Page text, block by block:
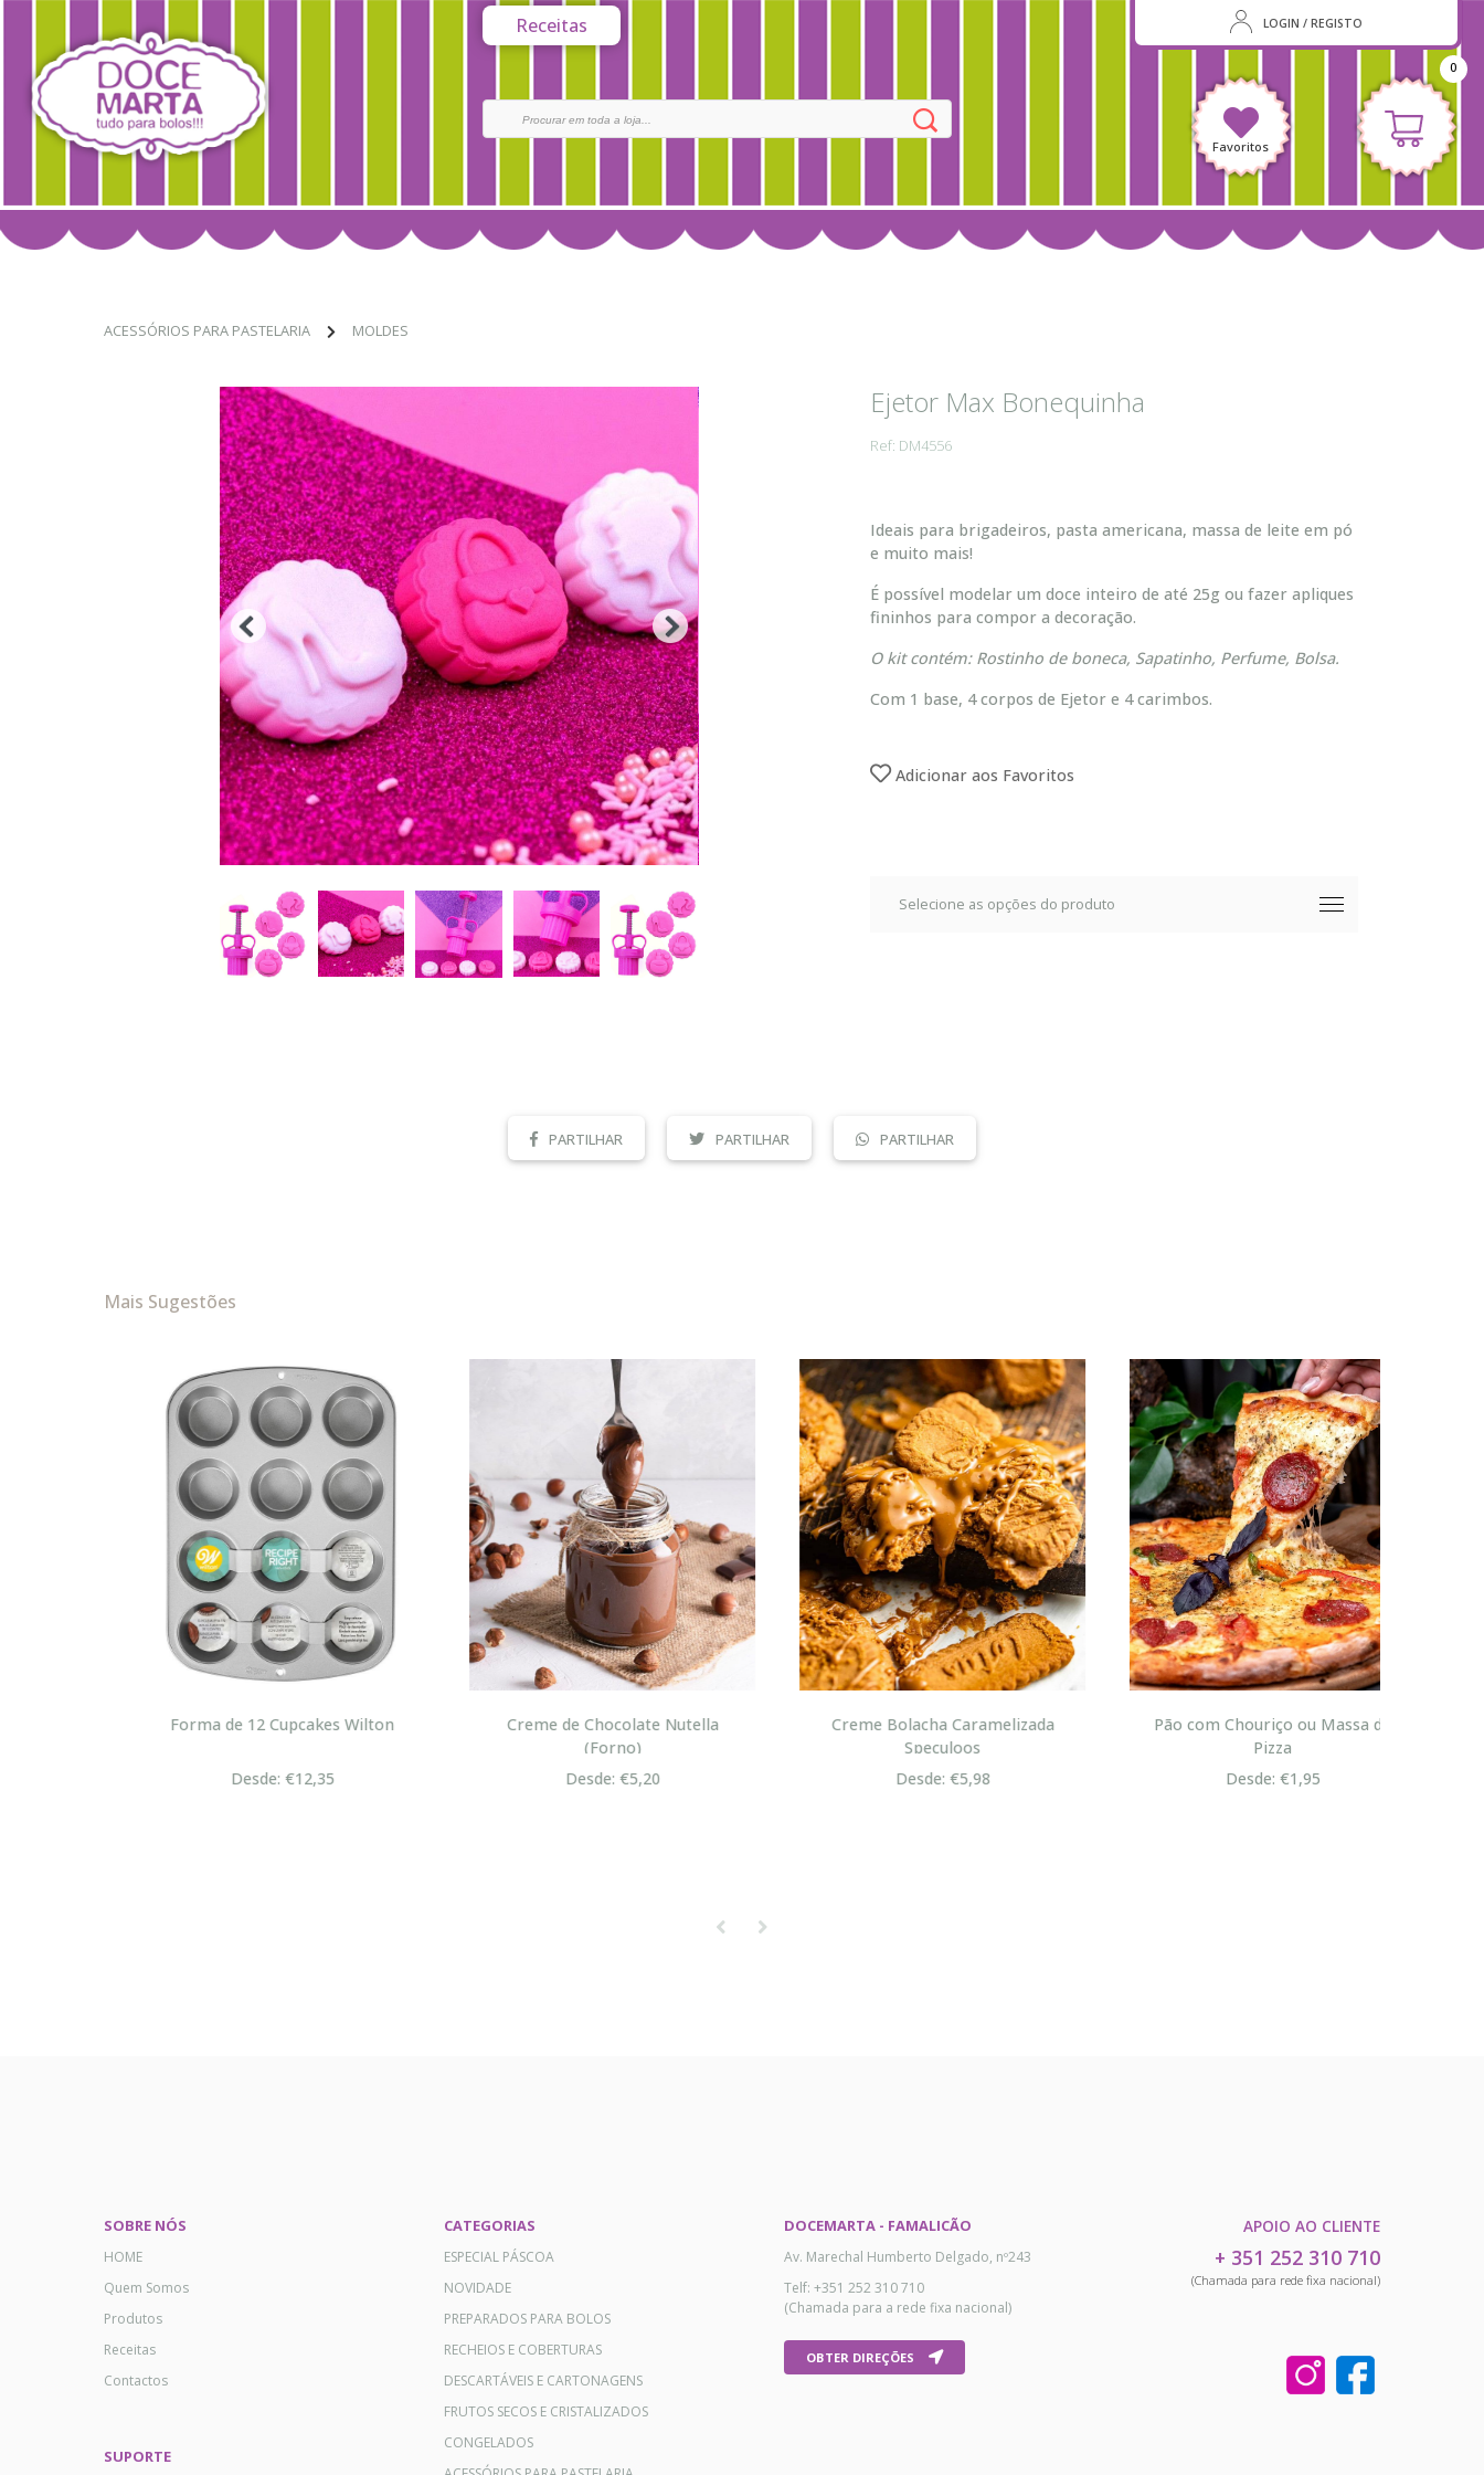
Receitas LOGIN / REGISTO
Favoritos
0
ACESSÓRIOS PARA PASTELARIA MOLDES
Ejetor Max Bonequinha
Ref: DM4556
Ideais para brigadeiros, pasta americana, massa de leite em pó
e muito mais!
É possível modelar um doce inteiro de até 25g ou fazer apliques
fininhos para compor a decoração.
O kit contém: Rostinho de boneca, Sapatinho, Perfume, Bolsa.
Com 1 base, 4 corpos de Ejetor e 4 carimbos.
Adicionar aos Favoritos
PARTILHAR PARTILHAR PARTILHAR
Mais Sugestões
Forma de 12 Cupcakes Wilton
Desde: €12,35
Creme de Chocolate Nutella
(Forno)
Desde: €5,20
Creme Bolacha Caramelizada
Speculoos
Desde: €5,98
Pão com Chouriço ou Massa de
Pizza
Desde: €1,95
SOBRE NÓS
HOME
Quem Somos
Produtos
Receitas
Contactos
SUPORTE
CATEGORIAS
ESPECIAL PÁSCOA
NOVIDADE
PREPARADOS PARA BOLOS
RECHEIOS E COBERTURAS
DESCARTÁVEIS E CARTONAGENS
FRUTOS SECOS E CRISTALIZADOS
CONGELADOS
DOCEMARTA - FAMALICÃO
Av. Marechal Humberto Delgado, nº243
Telf: +351 252 310 710
(Chamada para a rede fixa nacional)
OBTER DIREÇÕES
APOIO AO CLIENTE
+ 351 252 310 710
(Chamada para rede fixa nacional)